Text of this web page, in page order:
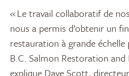
« Le travail collaboratif de
nous a permis d’obtenir un
restauration à grande échelle
B.C. Salmon Restoration
explique Dave Scott,